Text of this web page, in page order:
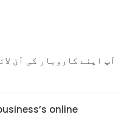
آپ اپنے کاروبار کی آن
online